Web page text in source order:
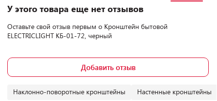
У этого товара еще нет отзывов
Оставьте свой отзыв первым о Кронштейн бытовой
ELECTRICLIGHT КБ-01-72, черный
Добавить отзыв
Наклонно-поворотные кронштейны Настенные кронштейны